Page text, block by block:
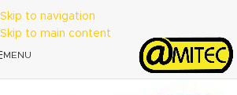
Skip to navigation
Skip to main content
MENU